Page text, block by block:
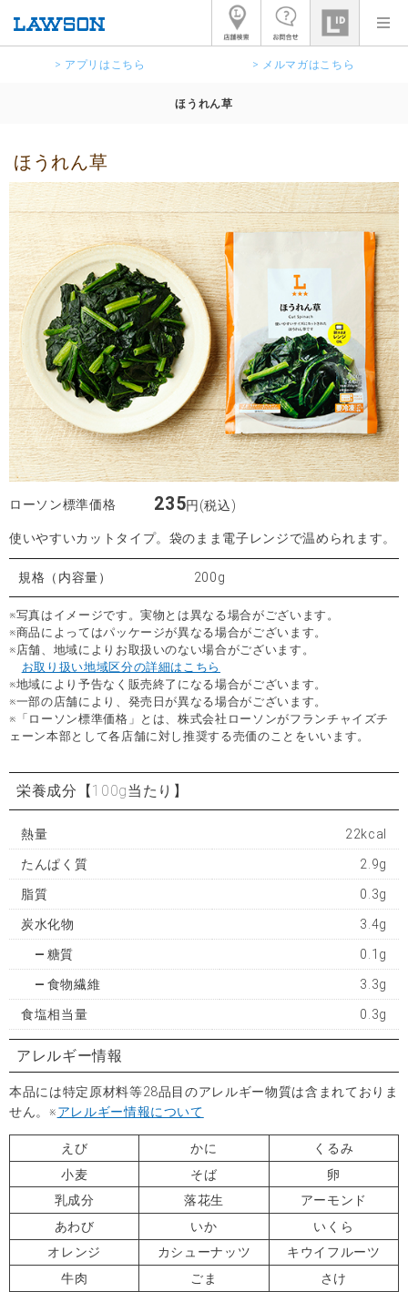
> アプリはこちら > メルマガはこちら
ほうれん草
ほうれん草
ローソン標準価格 235円(税込)
使いやすいカットタイプ。袋のまま電子レンジで温められます。
規格（内容量） 200g
※写真はイメージです。実物とは異なる場合がございます。
※商品によってはパッケージが異なる場合がございます。
※店舗、地域によりお取扱いのない場合がございます。
お取り扱い地域区分の詳細はこちら
※地域により予告なく販売終了になる場合がございます。
※一部の店舗により、発売日が異なる場合がございます。
※「ローソン標準価格」とは、株式会社ローソンがフランチャイズチ
ェーン本部として各店舗に対し推奨する売価のことをいいます。
栄養成分 【100g当たり】
熱量 22kcal
たんぱく質 2.9g
脂質 0.3g
炭水化物 3.4g
糖質 0.1g
食物繊維 3.3g
食塩相当量 0.3g
アレルギー情報
本品には特定原材料等28品目のアレルギー物質は含まれておりま
せん。※アレルギー情報について
えび かに
くるみ
小麦
そば
卵
乳成分
落花生
アーモンド
あわび
いか
いくら
オレンジ
カシューナッツ
キウイフルーツ
牛肉
ごま
さけ